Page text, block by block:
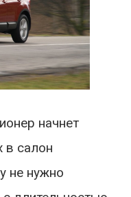
начнет
в салон
не нужно